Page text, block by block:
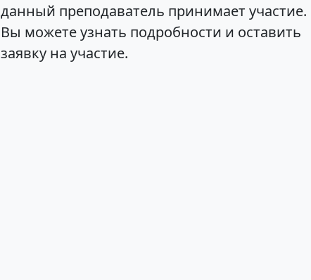
данный преподаватель принимает участие.
Вы можете узнать подробности и оставить
заявку на участие.